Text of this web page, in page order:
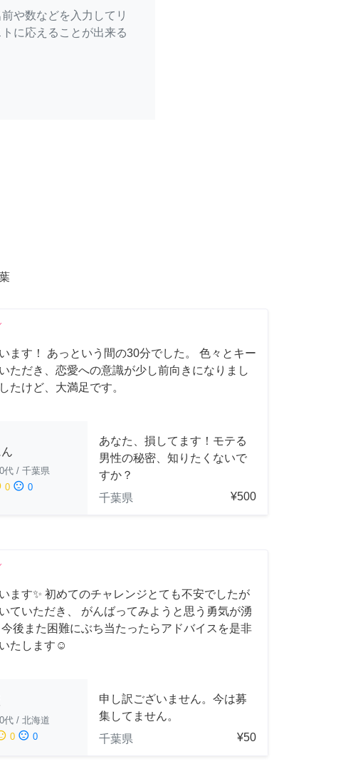
や数などを入力してリ
に応えることが出来る
ます！ あっという間の30分でした。 色々とキー
ただき、恋愛への意識が少し前向きになりまし
たけど、大満足です。
代 / 千葉県
0 sentiment_dissatisfied 0
あなた、損してます！モテる
男性の秘密、知りたくないで
すか？
千葉県
¥500
ます✨ 初めてのチャレンジとても不安でしたが
ていただき、 がんばってみようと思う勇気が湧
後また困難にぶち当たったらアドバイスを是非
たします☺️
代 / 北海道
0 sentiment_dissatisfied 0
申し訳ございません。今は募
集してません。
千葉県
¥50